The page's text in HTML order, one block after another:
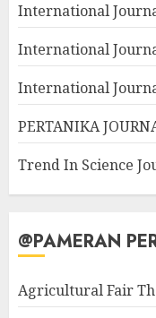
International
International
International
PERTANIKA
Trend In Science
@PAMERAN
Agricultural Fair